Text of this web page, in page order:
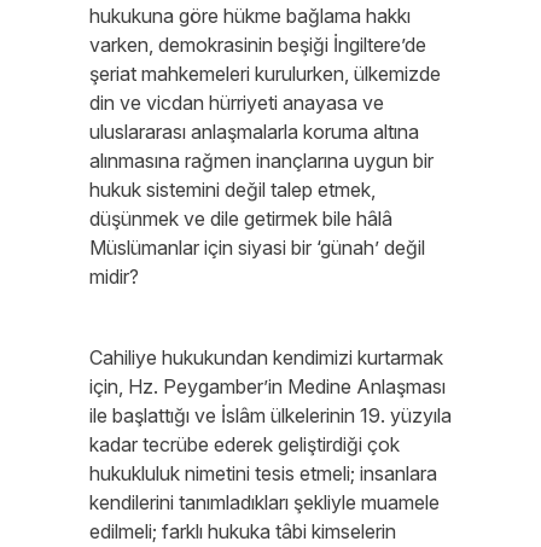
hukukuna göre hükme bağlama hakkı
varken, demokrasinin beşiği İngiltere’de
şeriat mahkemeleri kurulurken, ülkemizde
din ve vicdan hürriyeti anayasa ve
uluslararası anlaşmalarla koruma altına
alınmasına rağmen inançlarına uygun bir
hukuk sistemini değil talep etmek,
düşünmek ve dile getirmek bile hâlâ
Müslümanlar için siyasi bir ‘günah’ değil
midir?
Cahiliye hukukundan kendimizi kurtarmak
için, Hz. Peygamber’in Medine Anlaşması
ile başlattığı ve İslâm ülkelerinin 19. yüzyıla
kadar tecrübe ederek geliştirdiği çok
hukukluluk nimetini tesis etmeli; insanlara
kendilerini tanımladıkları şekliyle muamele
edilmeli; farklı hukuka tâbi kimselerin